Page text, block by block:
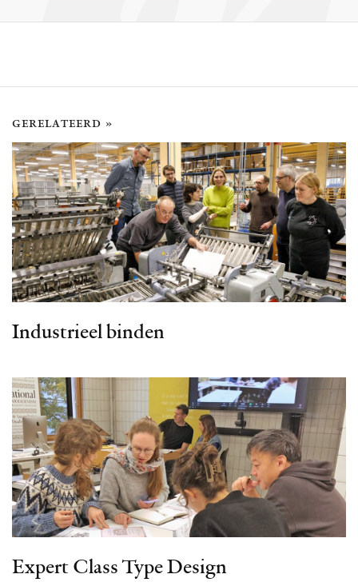
gerelateerd »
Industrieel binden
Expert Class Type Design